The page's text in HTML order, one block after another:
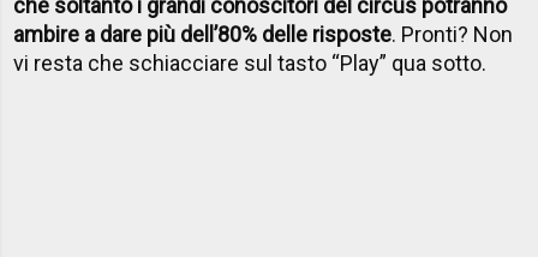
che soltanto i grandi conoscitori del circus potranno
ambire a dare più dell’80% delle risposte. Pronti? Non
vi resta che schiacciare sul tasto “Play” qua sotto.